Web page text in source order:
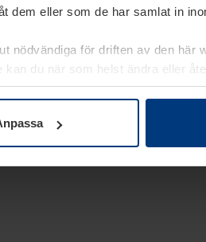
dem eller som de har samlat in
nödvändiga för driften av den här
du när som helst ändra eller